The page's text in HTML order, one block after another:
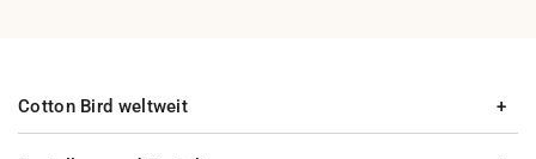
Cotton Bird weltweit